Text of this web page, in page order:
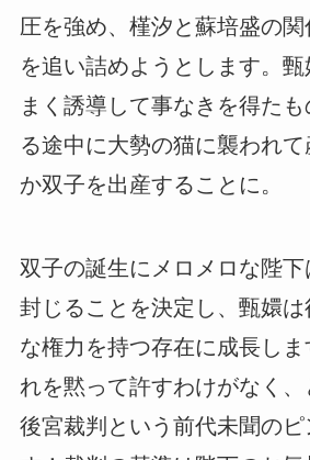
圧を強め、槿汐と蘇培盛の
を追い詰めようとします。甄
まく誘導して事なきを得た
る途中に大勢の猫に襲われて
か双子を出産することに。
双子の誕生にメロメロな陛
封じることを決定し、甄嬛は
な権力を持つ存在に成長し
れを黙って許すわけがなく、
後宮裁判という前代未聞のピ